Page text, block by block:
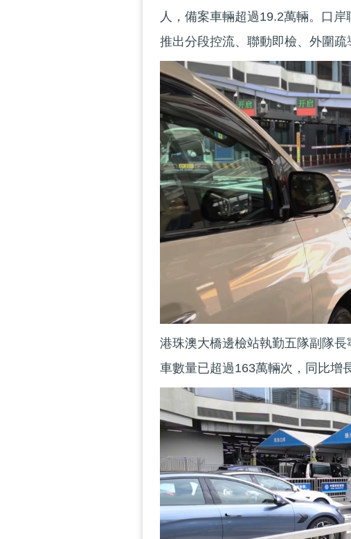
人，備案車輛超過19.2萬輛。口
推出分段控流、聯動即檢、外圍疏
港珠澳大橋邊檢站執勤五隊副隊
車數量已超過163萬輛次，同比增